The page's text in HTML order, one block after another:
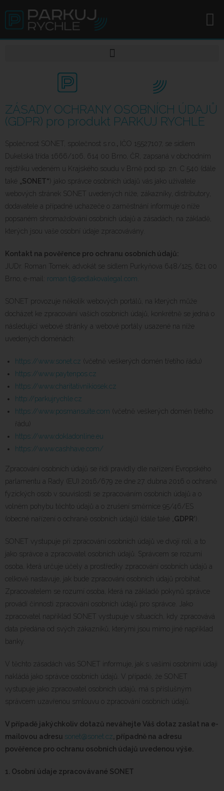
ZÁSADY OCHRANY OSOBNÍCH ÚDAJŮ
(GDPR) pro produkt PARKUJ RYCHLE
Společnost SONET, společnost s.r.o.
IČO 15527107, se sídlem
Dukelská třída 1666/106, 614 00 Brno, ČR, zapsaná v obchodním
rejstříku vedeném u Krajského soudu v Brně pod sp. zn. C 540 (dále
také
„SONET“) jako správce osobních údajů vás jako uživatele
webových stránek SONET uvedených níže, zákazníky, distributory,
dodavatele a případné uchazeče o zaměstnání informuje o níže
popsaném shromažďování osobních údajů a zásadách, na základě,
kterých jsou vaše osobní údaje zpracovávány.
Kontakt na pověřence pro ochranu osobních údajů:
JUDr. Roman Tomek, advokát se sídlem Purkyňova 648/125, 621 00
Brno, e-mail: roman.t@sedlakovalegal.com
SONET provozuje několik webových portálů, na kterých může
docházet ke zpracování vašich osobních údajů, konkrétně se jedná o
následující webové stránky a webové portály usazené na níže
uvedených doménách:
https://www.sonet.cz (včetně veškerých domén třetího řádu)
https://www.paytenpos.cz
https://www.charitativnikiosek.cz
http://parkujrychle.cz
https://www.posmansuite.com (včetně veškerých domén třetího
řádu)
https://www.dokladonline.eu
https://www.cashhave.com/
Zpracování osobních údajů se řídí pravidly dle nařízení Evropského
parlamentu a Rady (EU) 2016/679 ze dne 27. dubna 2016 o ochraně
fyzických osob v souvislosti se zpracováním osobních údajů a o
volném pohybu těchto údajů a o zrušení směrnice 95/46/ES
(obecné nařízení o ochraně osobních údajů) (dále také „ GDPR“).
SONET vystupuje při zpracování osobních údajů ve dvojí roli, a to
jako správce a zpracovatel osobních údajů. Správcem se rozumí
osoba, která určuje účely a prostředky zpracování osobních údajů a
celkově nastavuje, jak bude zpracování osobních údajů probíhat.
Zpracovatelem se rozumí osoba, která na základě pokynů správce
provádí činnosti zpracování osobních údajů pro správce. Jako
zpracovatel například SONET vystupuje v situacích, kdy zpracovává
data předána od svých zákazníků, kterými jsou mimo jiné například
banky.
V těchto zásadách vás SONET informuje, jak s vašimi osobními údaji
nakládá jako správce osobních údajů. V případě, že SONET
vystupuje jako zpracovatel osobních údajů, má s příslušným
správcem uzavřenou smlouvu o zpracování osobních údajů.
V případě jakýchkoliv dotazů neváhejte Váš dotaz zaslat na e-
mailovou adresu sonet@sonet.cz , případně na adresu
pověřence pro ochranu osobních údajů uvedenou výše.
1. Osobní údaje zpracovávané SONET